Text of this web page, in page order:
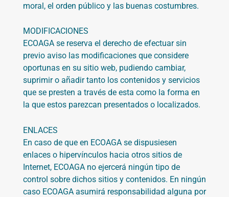
moral, el orden público y las buenas costumbres.
MODIFICACIONES
ECOAGA se reserva el derecho de efectuar sin
previo aviso las modificaciones que considere
oportunas en su sitio web, pudiendo cambiar,
suprimir o añadir tanto los contenidos y servicios
que se presten a través de esta como la forma en
la que estos parezcan presentados o localizados.
ENLACES
En caso de que en ECOAGA se dispusiesen
enlaces o hipervínculos hacia otros sitios de
Internet,ECOAGA no ejercerá ningún tipo de
control sobre dichos sitios y contenidos. En ningún
casoECOAGA asumirá responsabilidad alguna por